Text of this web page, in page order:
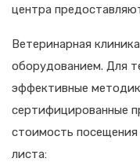
центра
Ветеринарная
оборудованием. Для
эффективные
сертифицированные
стоимость
листа: